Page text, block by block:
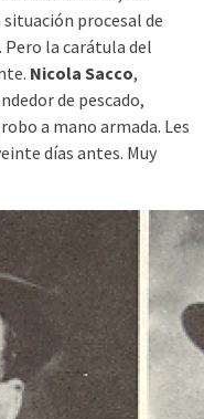
procesal de
la carátula del
Nicola Sacco,
de pescado,
a mano armada. Les
días antes. Muy